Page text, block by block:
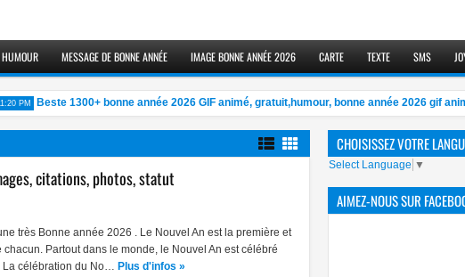
MESSAGE DE BONNE ANNÉE IMAGE BONNE ANNÉE 2026 CARTE TEXTE SMS
PM Beste 1300+ bonne année 2026 GIF animé, gratuit,humour, bonne année 2026 gif
citations, photos, statut
très Bonne année 2026 . Le Nouvel An est la première et
Partout dans le monde, le Nouvel An est célébré
La célébration du No… Plus d'infos »
CHOISISSEZ VOTRE
Select Language ▼
AIMEZ-NOUS SUR